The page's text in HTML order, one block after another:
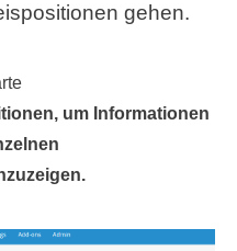
gehen.
um Informationen